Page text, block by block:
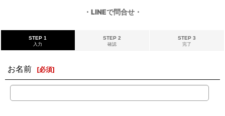
・LINEで問合せ・
STEP 1
入力
STEP 2
確認
STEP 3
完了
お名前 [必須]